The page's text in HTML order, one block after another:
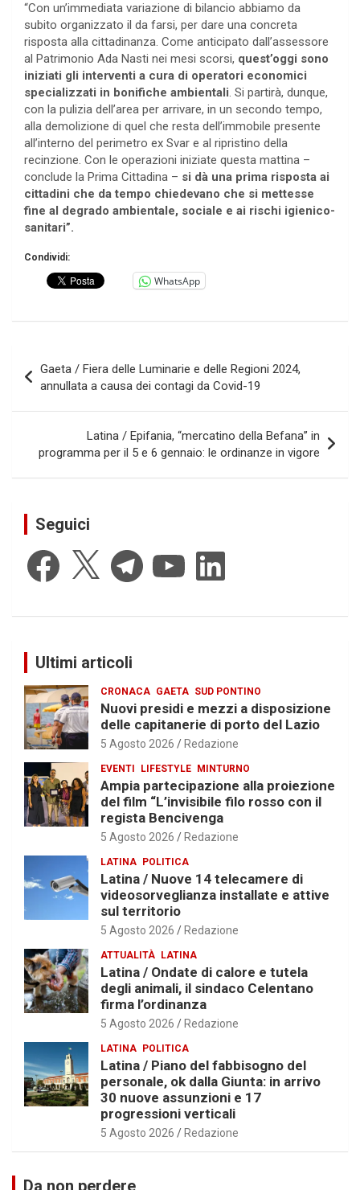
“Con un’immediata variazione di bilancio abbiamo da
subito organizzato il da farsi, per dare una concreta
risposta alla cittadinanza. Come anticipato dall’assessore
al Patrimonio Ada Nasti nei mesi scorsi, quest’oggi sono
iniziati gli interventi a cura di operatori economici
specializzati in bonifiche ambientali. Si partirà, dunque,
con la pulizia dell’area per arrivare, in un secondo tempo,
alla demolizione di quel che resta dell’immobile presente
all’interno del perimetro ex Svar e al ripristino della
recinzione. Con le operazioni iniziate questa mattina –
conclude la Prima Cittadina – si dà una prima risposta ai
cittadini che da tempo chiedevano che si mettesse
fine al degrado ambientale, sociale e ai rischi igienico-
sanitari”.
Condividi:
WhatsApp
articoli
Gaeta / Fiera delle Luminarie e delle Regioni 2024,
annullata a causa dei contagi da Covid-19
Latina / Epifania, “mercatino della Befana” in
programma per il 5 e 6 gennaio: le ordinanze in vigore
Seguici
Facebook Telegram YouTube LinkedIn
Ultimi articoli
CRONACA GAETA SUD PONTINO
Nuovi presidi e mezzi a disposizione
delle capitanerie di porto del Lazio
5 Agosto 2026 Redazione
EVENTI LIFESTYLE MINTURNO
Ampia partecipazione alla proiezione
del film “L’invisibile filo rosso con il
regista Bencivenga
5 Agosto 2026 Redazione
LATINA POLITICA
Latina / Nuove 14 telecamere di
videosorveglianza installate e attive
sul territorio
5 Agosto 2026 Redazione
ATTUALITÀ LATINA
Latina / Ondate di calore e tutela
degli animali, il sindaco Celentano
firma l’ordinanza
5 Agosto 2026 Redazione
LATINA POLITICA
Latina / Piano del fabbisogno del
personale, ok dalla Giunta: in arrivo
30 nuove assunzioni e 17
progressioni verticali
5 Agosto 2026 Redazione
Da non perdere